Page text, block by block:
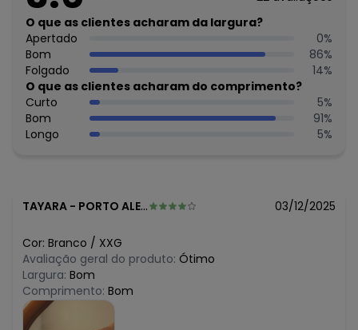
julho/2026 R$ 29,99
junho/2026
maio/2026 N/D*
abril/2026 R$ 34,99
março/2026 N/D*
fevereiro/2026
O que as clientes acharam da largura?
Apertado
0%
Bom
86%
Folgado
14%
O que as clientes acharam do comprimento?
Curto
5%
Bom
91%
Longo
5%
TAYARA - PORTO ALEGRE - RS 03/12/2025
Cor: Branco / XXG
Avaliação geral do produto: Ótimo
Largura: Bom
Comprimento: Bom